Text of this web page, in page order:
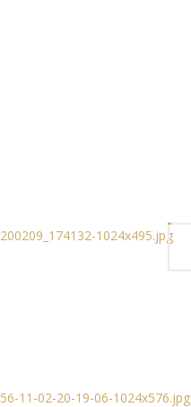
1024x495.jpg
11-02-20-19-06-1024x576.jpg